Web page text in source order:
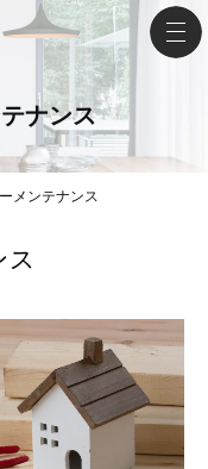
ナンス
メンテナンス
ス